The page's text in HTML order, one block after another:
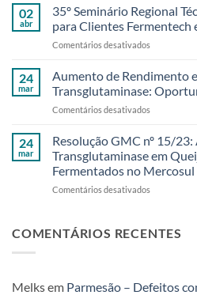
Naturais
e
aos
amigos
da
Bahia
região!
35º
Seminário
Regional
da
Fermentech
foi
sucesso!
02
abr
35º Seminário Regional
para Clientes Fermentech
Comentários desativados
Seminário
Técnico:
Um
Exclusivo
Clientes
Fermentech
em
Santana
24
mar
Aumento de Rendimento
Transglutaminase:
Comentários desativados
de
Rendimento
em
Queijos
e
Indústria
24
mar
Resolução GMC nº 15/
Transglutaminase em
Fermentados no Mercosul
Comentários desativados
nº
do
COMENTÁRIOS RECENTES
Melksem Parmesão – Defeitos